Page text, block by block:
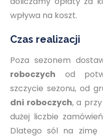
wpływa na koszt.
Czas realizacji
Poza sezonem
roboczych od
szczycie sezonu, od
dni roboczych, a
dużej liczbie
Dlatego sól na zimę